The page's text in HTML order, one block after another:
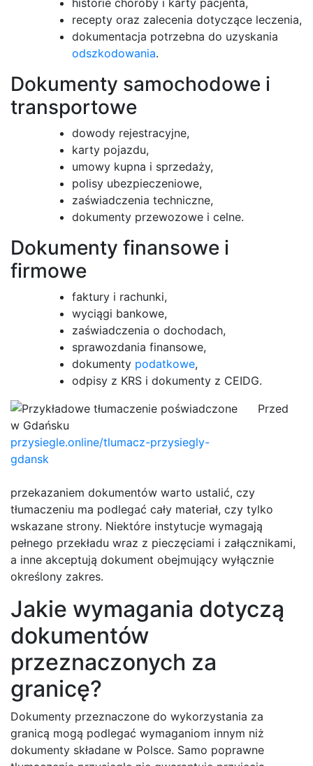
historie choroby i karty pacjenta,
recepty oraz zalecenia dotyczące leczenia,
dokumentacja potrzebna do uzyskania
odszkodowania.
Dokumenty samochodowe i
transportowe
dowody rejestracyjne,
karty pojazdu,
umowy kupna i sprzedaży,
polisy ubezpieczeniowe,
zaświadczenia techniczne,
dokumenty przewozowe i celne.
Dokumenty finansowe i
firmowe
faktury i rachunki,
wyciągi bankowe,
zaświadczenia o dochodach,
sprawozdania finansowe,
dokumenty podatkowe,
odpisy z KRS i dokumenty z CEIDG.
przysiegle.online/tlumacz-przysiegly-
gdansk
Przed
przekazaniem dokumentów warto ustalić, czy
tłumaczeniu ma podlegać cały materiał, czy tylko
wskazane strony. Niektóre instytucje wymagają
pełnego przekładu wraz z pieczęciami i załącznikami,
a inne akceptują dokument obejmujący wyłącznie
określony zakres.
Jakie wymagania dotyczą
dokumentów
przeznaczonych za
granicę?
Dokumenty przeznaczone do wykorzystania za
granicą mogą podlegać wymaganiom innym niż
dokumenty składane w Polsce. Samo poprawne